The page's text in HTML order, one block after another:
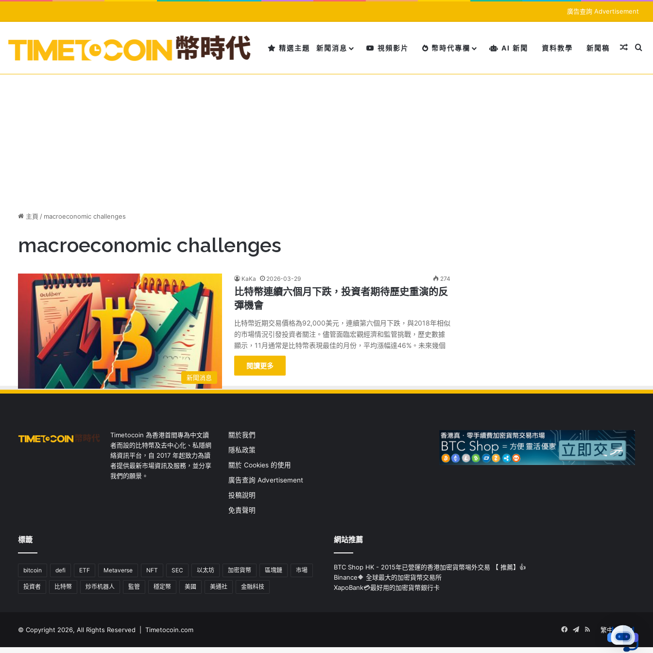
廣告查詢 Advertisement
精選主題 新聞消息 視頻影片 幣時代專欄 AI 新聞 資料教學 新聞稿 隨機文
搜
主頁 / macroeconomic challenges
macroeconomic challenges
新聞消息
KaKa 2026-03-29 274
比特幣連續六個月下跌，投資者期待歷史重演的反
彈機會
比特幣近期交易價格為92,000美元，連續第六個月下跌，與2018年相似
的市場情況引發投資者關注。儘管面臨宏觀經濟和監管挑戰，歷史數據
顯示，11月通常是比特幣表現最佳的月份，平均漲幅達46%。未來幾個
閱讀更多
Timetocoin 為香港首間專為中文讀
者而設的比特幣及去中心化、私隱網
絡資訊平台，自 2017 年起致力為讀
者提供最新市場資訊及服務，並分享
我們的願景。
關於我們
隱私政策
關於 Cookies 的使用
廣告查詢 Advertisement
投稿說明
免責聲明
標籤
bitcoin defi ETF Metaverse NFT SEC 以太坊 加密貨幣 區塊鏈 市場
投資者 比特幣 炒币机器人 監管 穩定幣 美國 美通社 金融科技
網站推薦
BTC Shop HK - 2015年已營運的香港加密貨幣埸外交易 【 推薦】👍
Binance🔶 全球最大的加密貨幣交易所
XapoBank💳最好用的加密貨幣銀行卡
© Copyright 2026, All Rights Reserved | Timetocoin.com 繁中 簡中
Facebook
Telegram
RSS